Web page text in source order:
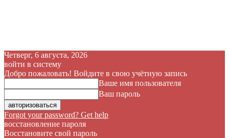
Четверг, 6 августа, 2026
войти в систему
Добро пожаловать! Войдите в свою учётную запись
Ваше имя пользователя
Ваш пароль
Forgot your password? Get help
восстановление пароля
Восстановите свой пароль